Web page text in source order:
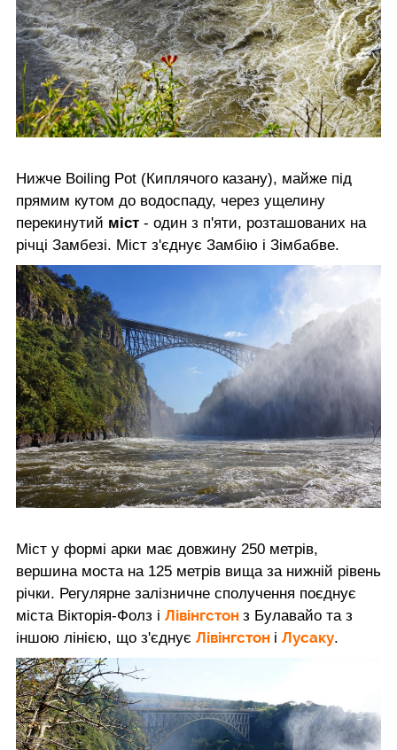
Нижче Boiling Pot (Киплячого казану), майже під
прямим кутом до водоспаду, через ущелину
перекинутий міст - один з п'яти, розташованих на
річці Замбезі. Міст з'єднує Замбію і Зімбабве.
Міст у формі арки має довжину 250 метрів,
вершина моста на 125 метрів вища за нижній рівень
річки. Регулярне залізничне сполучення поєднує
міста Вікторія-Фолз і Лівінгстон з Булавайо та з
іншою лінією, що з'єднує Лівінгстон і Лусаку.